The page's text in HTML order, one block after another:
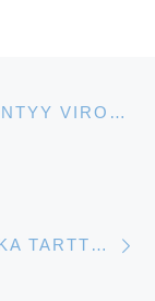
21.3. KIRSI BONGWIRNSO ESIINTYY VIRON TELEVISION TEREVISIOON-OHJELMASSA, KUN OHJELMA TEKEE SUORAN LÄHETYKSEN HELSINGIN KANSALAISTORILTA
21.–23.4. LIITON KULTTUURIMATKA TARTTOON